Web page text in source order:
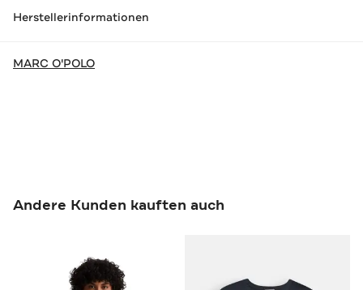
Herstellerinformationen
MARC O'POLO
Andere Kunden kauften auch